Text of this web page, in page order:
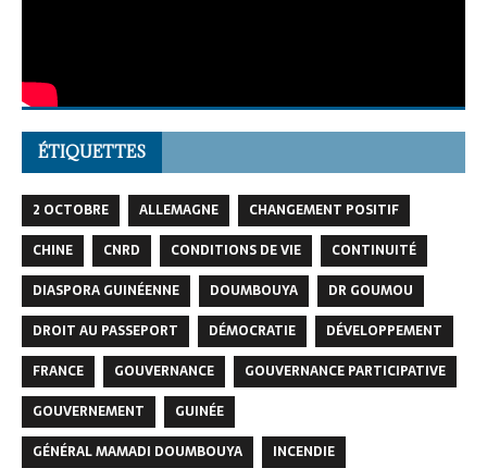
ÉTIQUETTES
2 OCTOBRE ALLEMAGNE
CHANGEMENT POSITIF
CHINE
CNRD CONDITIONS DE VIE
CONTINUITÉ
DIASPORA GUINÉENNE
DOUMBOUYA
DR GOUMOU
DROIT AU PASSEPORT
DÉMOCRATIE
DÉVELOPPEMENT
FRANCE
GOUVERNANCE
GOUVERNANCE PARTICIPATIVE
GOUVERNEMENT
GUINÉE
GÉNÉRAL MAMADI DOUMBOUYA
INCENDIE